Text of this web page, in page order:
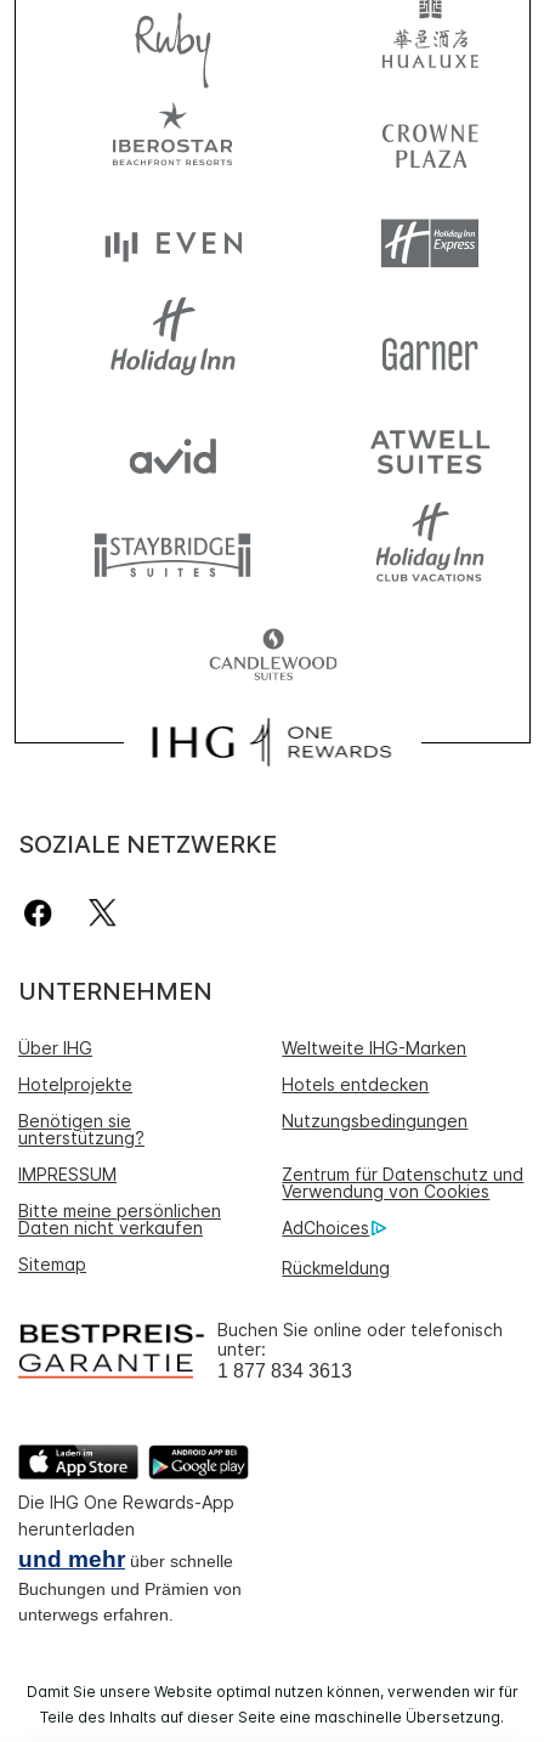
SOZIALE NETZWERKE
UNTERNEHMEN
Über IHG
Weltweite IHG-Marken
Hotelprojekte
Hotels entdecken
Benötigen sie
unterstützung?
Nutzungsbedingungen
IMPRESSUM
Zentrum für Datenschutz und
Verwendung von Cookies
Bitte meine persönlichen
Daten nicht verkaufen
AdChoices
Sitemap
Rückmeldung
Buchen Sie online oder telefonisch
unter:
1 877 834 3613
Die IHG One Rewards-App
herunterladen
und mehrüber schnelle
Buchungen und Prämien von
unterwegs erfahren.
Damit Sie unsere Website optimal nutzen können, verwenden wir für
Teile des Inhalts auf dieser Seite eine maschinelle Übersetzung.